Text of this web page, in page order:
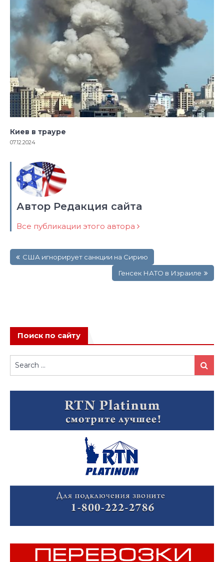
Киев в трауре
07.12.2024
Автор Редакция сайта
Все публикации этого автора
по США игнорирует санкции на Сирию
Генсек НАТО в Израиле
Поиск по сайту
Search
for:
Search